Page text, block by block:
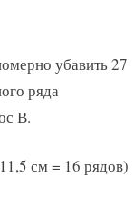
убавить 27
ряда
В.
см = 16 рядов)